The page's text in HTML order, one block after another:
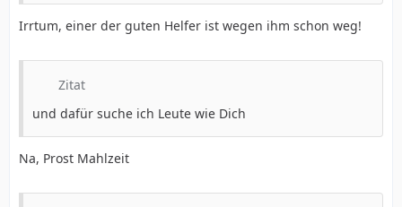
Irrtum, einer der guten Helfer ist wegen ihm schon weg!
Zitat
und dafür suche ich Leute wie Dich
Na, Prost Mahlzeit